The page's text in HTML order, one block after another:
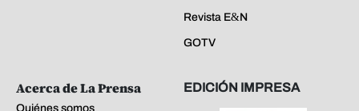
Revista E&N
GOTV
Acerca de La Prensa
Quiénes somos
EDICIÓN IMPRESA